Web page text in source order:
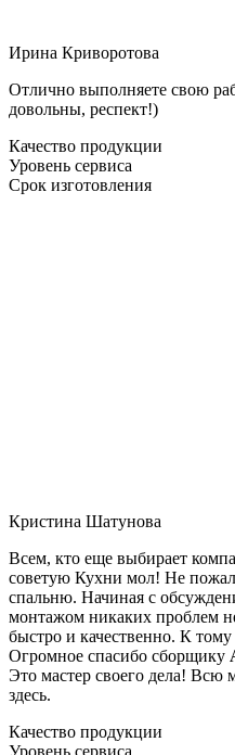
Ирина Криворотова
Отлично выполняете свою
довольны, респект!)
Качество продукции
Уровень сервиса
Срок изготовления
Кристина Шатунова
Всем, кто еще выбирает
советую Кухни мол! Не
спальню. Начиная с
монтажом никаких проблем
быстро и качественно. К
Огромное спасибо сборщику
Это мастер своего дела! Всю
здесь.
Качество продукции
Уровень сервиса